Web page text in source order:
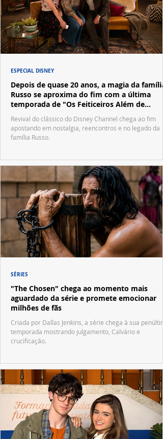
Depois de quase 20 anos, a magia da família
Russo se aproxima do fim com a última
temporada de "Os Feiticeiros Além de
Revival do clássico do Disney Channel chega ao fim
apostando em nostalgia, reencontros e no legado da
família Russo.
ESPECIAL DISNEY
"The Chosen" chega ao momento mais
aguardado da série e promete emocionar
milhões de fãs
Criada por Dallas Jenkins, a série chega à sua
temporada mostrando julgamento, Calvário e
crucificação.
SÉRIES